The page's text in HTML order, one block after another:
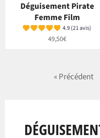
Déguisement Pirate
Femme Film
4.9 (21 avis)
Prix
49,50€
« Précédent